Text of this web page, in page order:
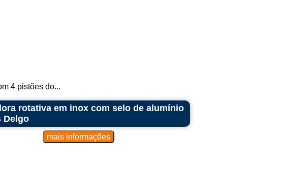
4 pistões do...
rotativa em inox com selo de alumínio
Delgo